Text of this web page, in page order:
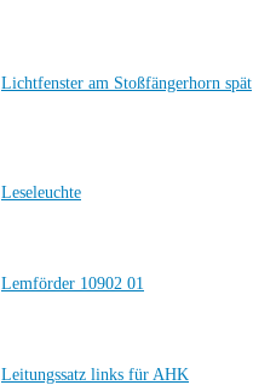
Lichtfenster am Stoßfängerhorn spät
Leseleuchte
Lemförder 10902 01
Leitungssatz links für AHK